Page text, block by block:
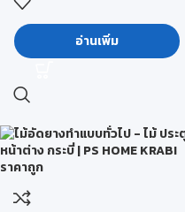
กระบวนการผลิต
ExtrusionProcess(โค-เอ็กซ์ทรูชั่น)
–การรีดร่วมทำให้ผิวหน้าของแผ่น PVC
มีความแข็งพิเศษ
คุณสมบัติ
เชื้อราและมอด ไม่เป็นเชื้อไฟ น้ำหนัก
ลักษณะการใช้งาน: สามารถใช้ได้ทั้ง
ภายในและภายนอกเช่น งานฉลุ CNC
,เฟอร์นิเจอร์กันน้ำ, ห้องน้ำ, ชุดห้อง
อ่านเพิ่ม